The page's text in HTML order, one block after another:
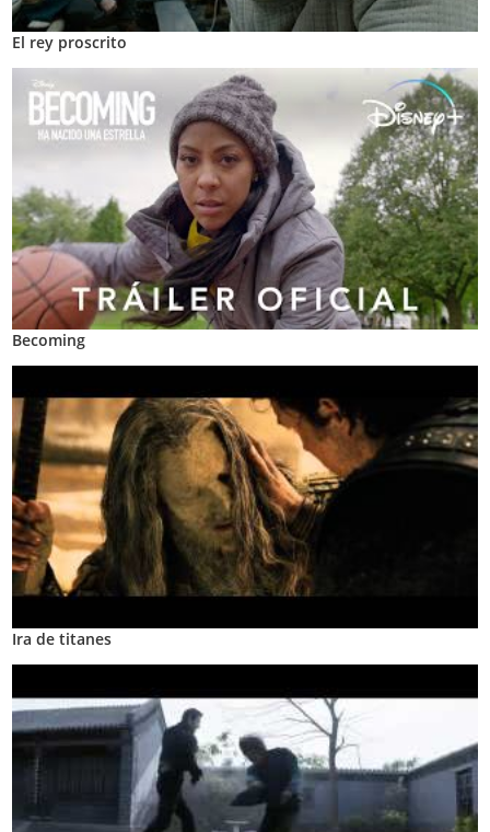
El rey proscrito
Becoming
Ira de titanes